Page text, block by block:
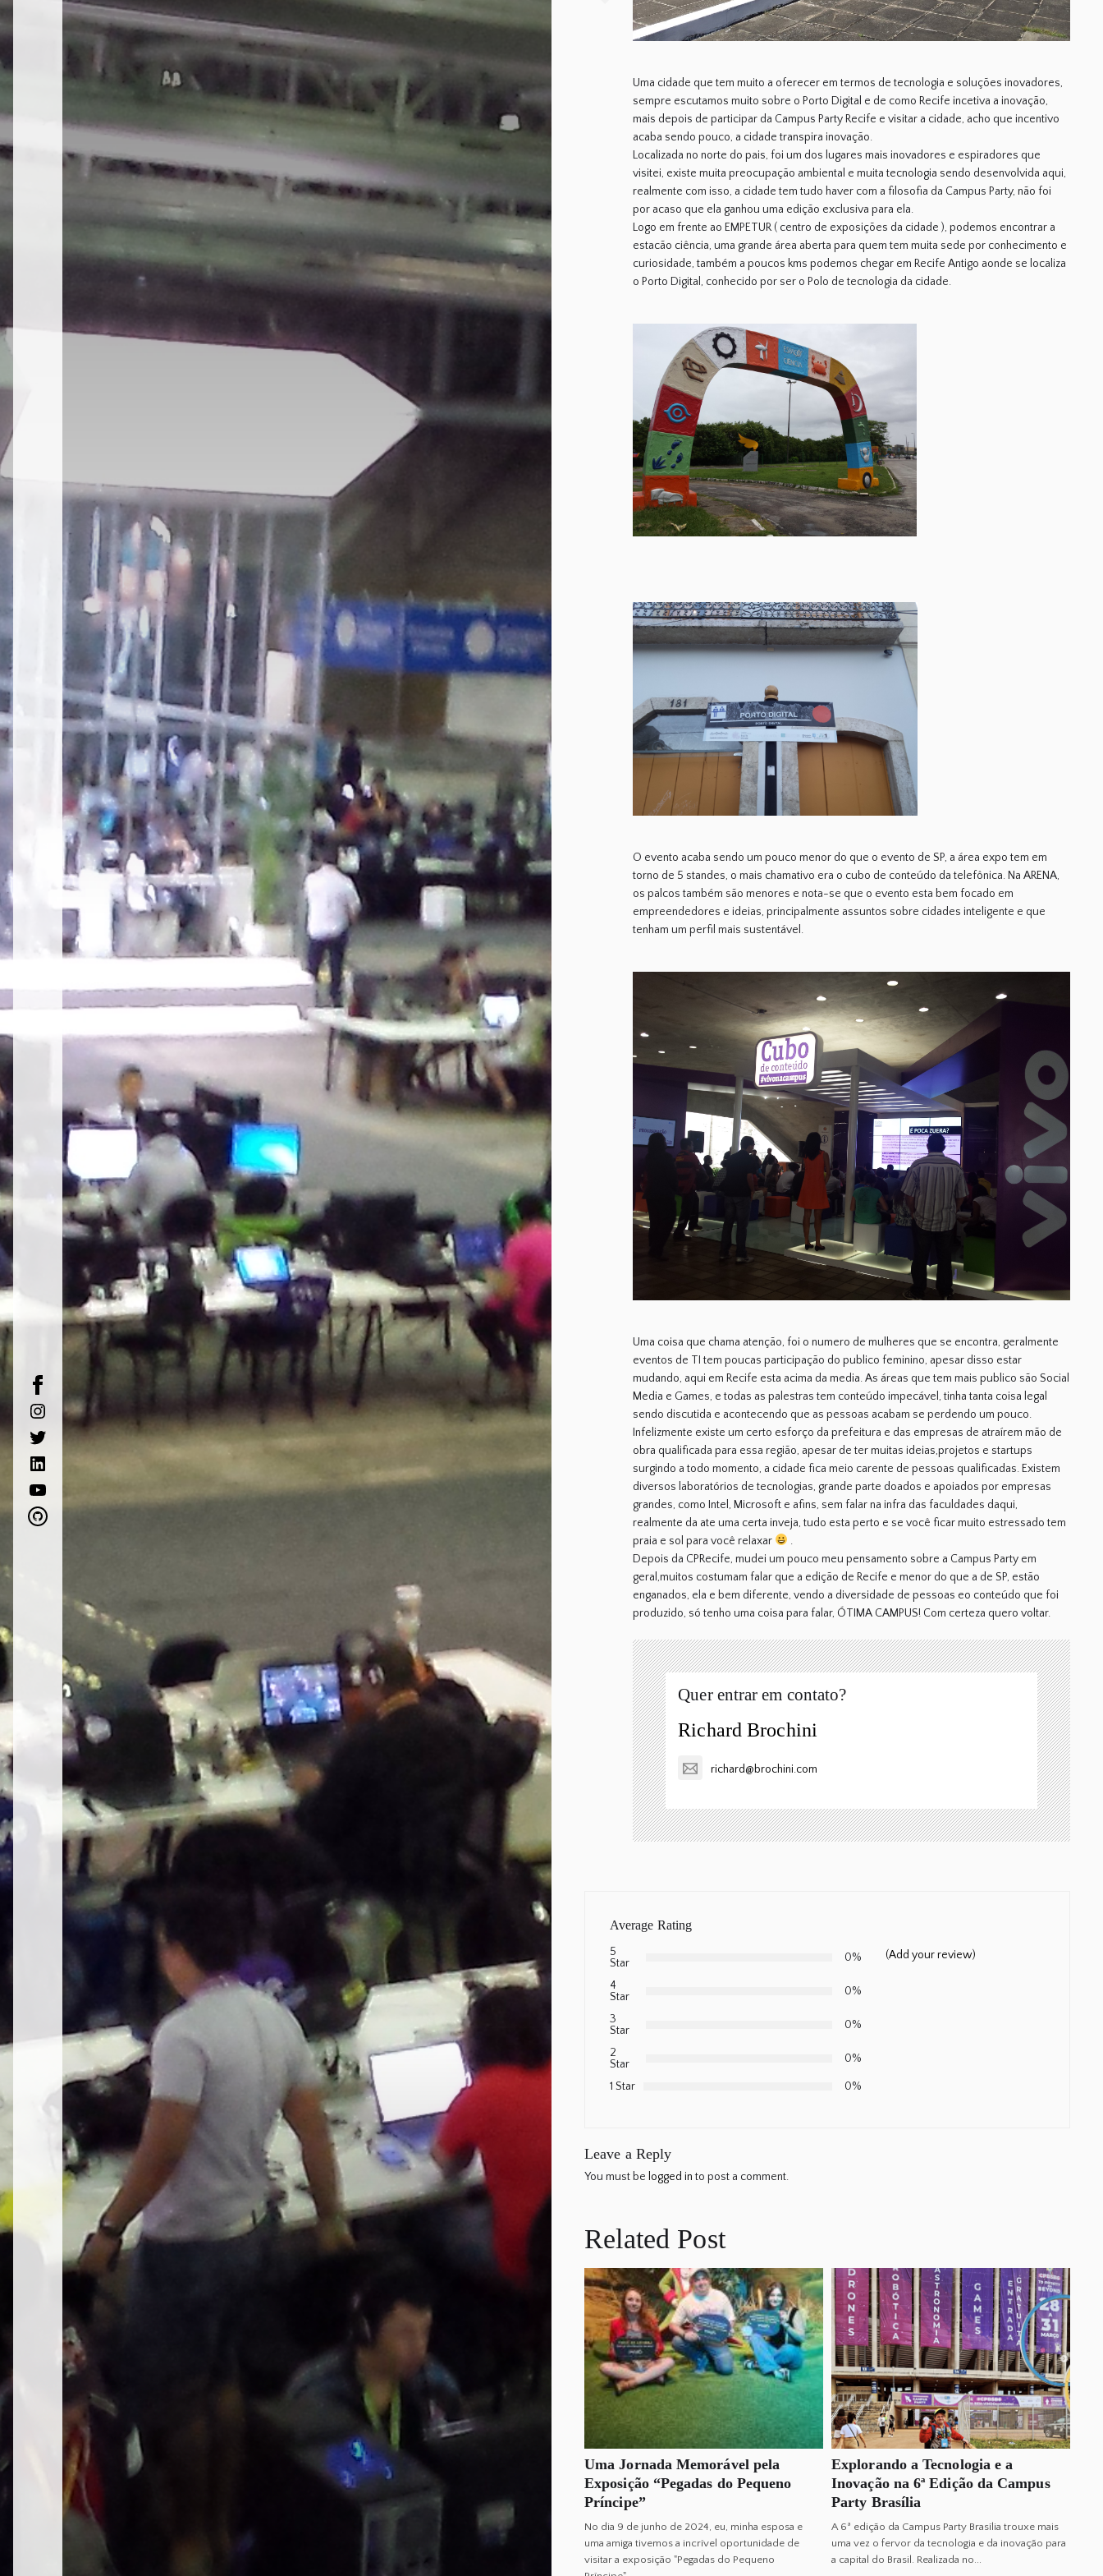
facebook
instagram
twitter
linkedin
youtube
github
Uma cidade que tem muito a oferecer em termos de tecnologia e soluções inovadores,
sempre escutamos muito sobre o Porto Digital e de como Recife incetiva a inovação,
mais depois de participar da Campus Party Recife e visitar a cidade, acho que incentivo
acaba sendo pouco, a cidade transpira inovação.
Localizada no norte do pais, foi um dos lugares mais inovadores e espiradores que
visitei, existe muita preocupação ambiental e muita tecnologia sendo desenvolvida aqui,
realmente com isso, a cidade tem tudo haver com a filosofia da Campus Party, não foi
por acaso que ela ganhou uma edição exclusiva para ela.
Logo em frente ao EMPETUR ( centro de exposições da cidade ), podemos encontrar a
estacão ciência, uma grande área aberta para quem tem muita sede por conhecimento e
curiosidade, também a poucos kms podemos chegar em Recife Antigo aonde se localiza
o Porto Digital, conhecido por ser o Polo de tecnologia da cidade.
O evento acaba sendo um pouco menor do que o evento de SP, a área expo tem em
torno de 5 standes, o mais chamativo era o cubo de conteúdo da telefônica. Na ARENA,
os palcos também são menores e nota-se que o evento esta bem focado em
empreendedores e ideias, principalmente assuntos sobre cidades inteligente e que
tenham um perfil mais sustentável.
Uma coisa que chama atenção, foi o numero de mulheres que se encontra, geralmente
eventos de TI tem poucas participação do publico feminino, apesar disso estar
mudando, aqui em Recife esta acima da media. As áreas que tem mais publico são Social
Media e Games, e todas as palestras tem conteúdo impecável, tinha tanta coisa legal
sendo discutida e acontecendo que as pessoas acabam se perdendo um pouco.
Infelizmente existe um certo esforço da prefeitura e das empresas de atraírem mão de
obra qualificada para essa região, apesar de ter muitas ideias,projetos e startups
surgindo a todo momento, a cidade fica meio carente de pessoas qualificadas. Existem
diversos laboratórios de tecnologias, grande parte doados e apoiados por empresas
grandes, como Intel, Microsoft e afins, sem falar na infra das faculdades daqui,
realmente da ate uma certa inveja, tudo esta perto e se você ficar muito estressado tem
praia e sol para você relaxar
.
Depois da CPRecife, mudei um pouco meu pensamento sobre a Campus Party em
geral,muitos costumam falar que a edição de Recife e menor do que a de SP, estão
enganados, ela e bem diferente, vendo a diversidade de pessoas eo conteúdo que foi
produzido, só tenho uma coisa para falar, ÓTIMA CAMPUS! Com certeza quero voltar.
Quer entrar em contato?
Richard Brochini
richard@brochini.com
Average Rating
5
Star
0%
4
Star
0%
3
Star
0%
2
Star
0%
1 Star 0%
(Add your review)
Leave a Reply
You must be logged into post a comment.
Related Post
Uma Jornada Memorável pela
Exposição “Pegadas do Pequeno
Príncipe”
No dia 9 de junho de 2024, eu, minha esposa e
uma amiga tivemos a incrível oportunidade de
visitar a exposição "Pegadas do Pequeno
Explorando a Tecnologia e a
Inovação na 6ª Edição da Campus
Party Brasília
A 6ª edição da Campus Party Brasília trouxe mais
uma vez o fervor da tecnologia e da inovação para
a capital do Brasil. Realizada no...